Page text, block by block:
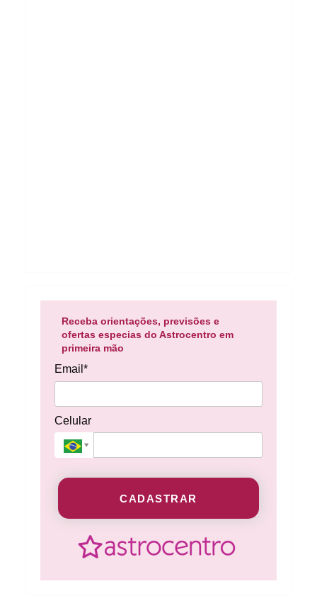
Receba orientações, previsões e
ofertas especias do Astrocentro em
primeira mão
Email*
Celular
CADASTRAR